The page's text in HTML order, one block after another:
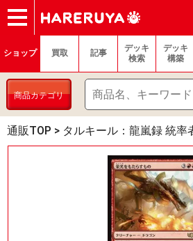
ショップ
買取
記事
デッキ検索
デッキ構築
選手一覧
店舗一覧
イベント
ヘルプ
お問い合わせ ログイン／会員
マイページ
ショップ 買取 記事
デッキ
検索
デッキ
構築
商品カテゴリ
通販TOP > タルキール：龍嵐録 統率